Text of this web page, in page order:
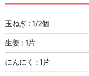
玉ねぎ : 1/2個
生姜 : 1片
にんにく : 1片